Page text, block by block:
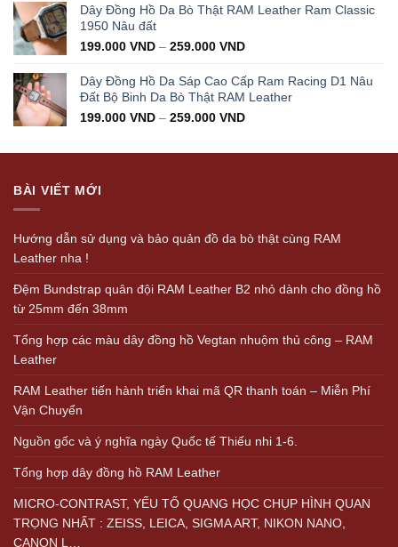
Dây Đồng Hồ Da Bò Thật RAM Leather Ram Classic
1950 Nâu đất
199.000 VND – 259.000 VND
Dây Đồng Hồ Da Sáp Cao Cấp Ram Racing D1 Nâu
Đất Bộ Binh Da Bò Thật RAM Leather
199.000 VND – 259.000 VND
BÀI VIẾT MỚI
Hướng dẫn sử dụng và bảo quản đồ da bò thật cùng RAM
Leather nha !
Đệm Bundstrap quân đội RAM Leather B2 nhỏ dành cho đồng hồ
từ 25mm đến 38mm
Tổng hợp các màu dây đồng hồ Vegtan nhuộm thủ công – RAM
Leather
RAM Leather tiến hành triển khai mã QR thanh toán – Miễn Phí
Vận Chuyển
Nguồn gốc và ý nghĩa ngày Quốc tế Thiếu nhi 1-6.
Tổng hợp dây đồng hồ RAM Leather
MICRO-CONTRAST, YẾU TỐ QUANG HỌC CHỤP HÌNH QUAN
TRỌNG NHẤT : ZEISS, LEICA, SIGMA ART, NIKON NANO,
CANON L…